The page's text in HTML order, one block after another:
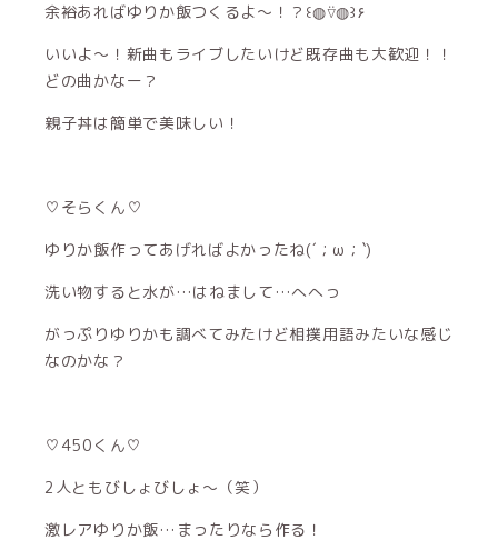
余裕あればゆりか飯つくるよ〜！？꒰◍⍢◍꒱۶
いいよ〜！新曲もライブしたいけど既存曲も大歓迎！！
どの曲かなー？
親子丼は簡単で美味しい！
♡そらくん♡
ゆりか飯作ってあげればよかったね(´；ω；`)
洗い物すると水が…はねまして…へへっ
がっぷりゆりかも調べてみたけど相撲用語みたいな感じ
なのかな？
♡450くん♡
2人ともびしょびしょ〜（笑）
激レアゆりか飯…まったりなら作る！